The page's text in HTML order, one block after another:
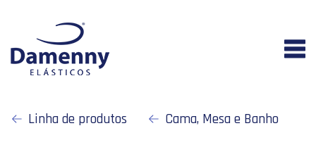
Linha de produtos Cama, Mesa e Banho